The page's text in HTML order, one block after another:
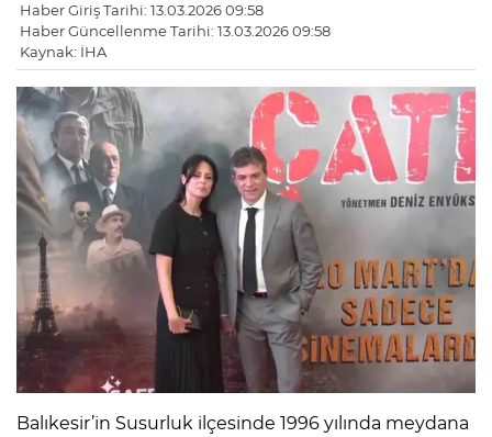
Haber Giriş Tarihi: 13.03.2026 09:58
Haber Güncellenme Tarihi: 13.03.2026 09:58
Kaynak: İHA
Balıkesir’in Susurluk ilçesinde 1996 yılında meydana